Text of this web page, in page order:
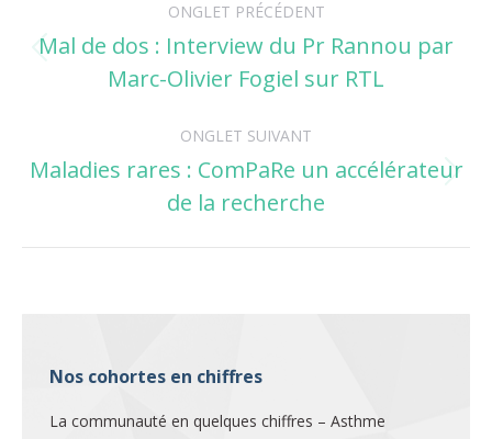
de
commentaire
ONGLET PRÉCÉDENT
Onglet
précédent
Mal de dos : Interview du Pr Rannou par
Marc-Olivier Fogiel sur RTL
ONGLET SUIVANT
Onglet
suivant
Maladies rares : ComPaRe un accélérateur
de la recherche
Nos cohortes en chiffres
La communauté en quelques chiffres – Asthme